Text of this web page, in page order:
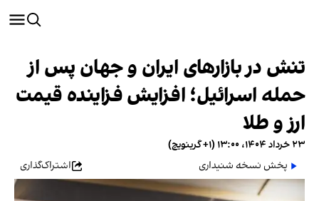
تنش در بازارهای ایران و جهان پس از
حمله اسرائیل؛ افزایش فزاینده قیمت
ارز و طلا
۲۳ خرداد ۱۴۰۴، ۱۳:۰۰ (‎+۱ گرینویچ)
پخش نسخه شنیداری
اشتراک‌گذاری